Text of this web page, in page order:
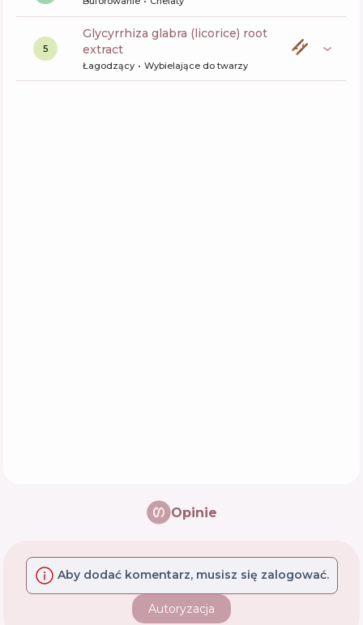
5
glycyrrhiza glabra (licorice) root
extract
Łagodzący Wybielające do twarzy
Opinie
Aby dodać komentarz, musisz się zalogować.
Autoryzacja